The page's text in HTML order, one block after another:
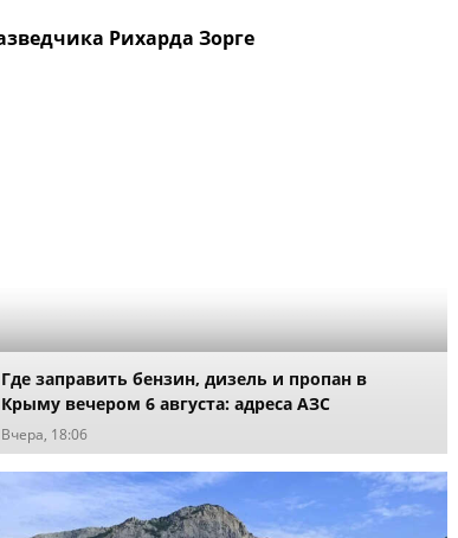
Рихарда Зорге
Где заправить бензин, дизель и пропан в
Крыму вечером 6 августа: адреса АЗС
Вчера, 18:06